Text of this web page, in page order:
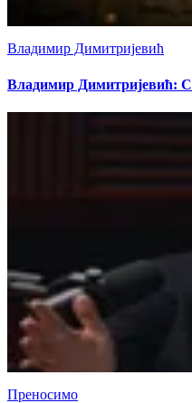
Владимир Димитријевић
Владимир Димитријевић:
Преносимо